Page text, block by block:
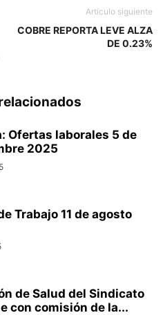
Artículo siguiente
COBRE REPORTA LEVE ALZA
DE 0.23%
Ofertas laborales 5 de
2025
Trabajo 11 de agosto
de Salud del Sindicato
con comisión de la...